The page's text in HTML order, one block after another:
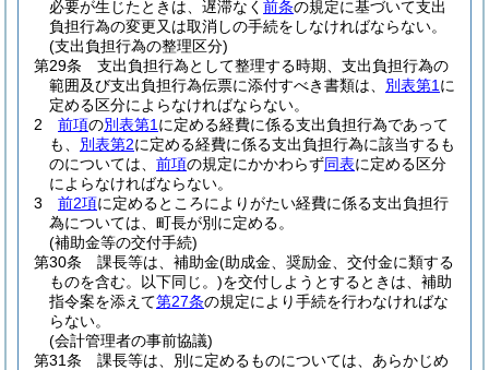
必要が生じたときは、遅滞なく 前条の規定に基づいて支出
負担行為の変更又は取消しの手続をしなければならない。
(支出負担行為の整理区分)
第29条
支出負担行為として整理する時期、支出負担行為の
範囲及び支出負担行為伝票に添付すべき書類は、 別表第1 に
定める区分によらなければならない。
2
前項の別表第1 に定める経費に係る支出負担行為であって
も、 別表第2に定める経費に係る支出負担行為に該当するも
のについては、 前項の規定にかかわらず同表に定める区分
によらなければならない。
3
前2項に定めるところによりがたい経費に係る支出負担行
為については、町長が別に定める。
(補助金等の交付手続)
第30条
課長等は、補助金(助成金、奨励金、交付金に類する
ものを含む。以下同じ。)を交付しようとするときは、補助
指令案を添えて第27条の規定により手続を行わなければな
らない。
(会計管理者の事前協議)
第31条
課長等は、別に定めるものについては、あらかじめ